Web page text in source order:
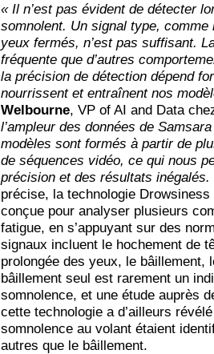
« Il n’est pas évident de détecter
somnolent. Un signal type, comme
yeux fermés, n’est pas suffisant.
fréquente que d’autres
la précision de détection dépend
nourrissent et entraînent nos
Welbourne, VP of AI and Data
l’ampleur des données de
modèles sont formés à partir de
de séquences vidéo, ce qui nous
précision et des résultats inégalés.
précise, la technologie
conçue pour analyser plusieurs
fatigue, en s’appuyant sur des
signaux incluent le hochement de
prolongée des yeux, le bâillement,
bâillement seul est rarement un
somnolence, et une étude auprès
cette technologie a d’ailleurs
somnolence au volant étaient
autres que le bâillement.